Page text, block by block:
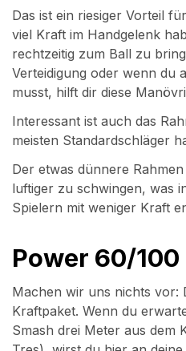
Das ist ein riesiger Vorteil
viel Kraft im Handgelenk
rechtzeitig zum Ball zu
Verteidigung oder wenn du
musst, hilft dir diese
Interessant ist auch das
meisten Standardschläger
Der etwas dünnere
luftiger zu schwingen, was
Spielern mit weniger Kraft
Power 60/100
Machen wir uns nichts vor:
Kraftpaket. Wenn du
Smash drei Meter aus dem